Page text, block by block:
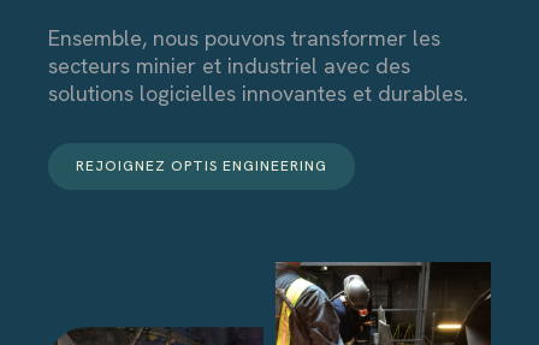
Ensemble, nous pouvons transformer les
secteurs minier et industriel avec des
solutions logicielles innovantes et durables.
REJOIGNEZ OPTIS ENGINEERING